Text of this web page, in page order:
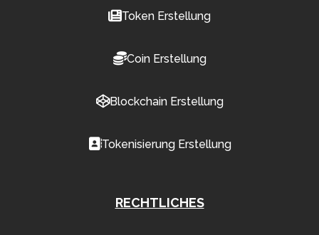
Token Erstellung
Coin Erstellung
Blockchain Erstellung
Tokenisierung Erstellung
RECHTLICHES